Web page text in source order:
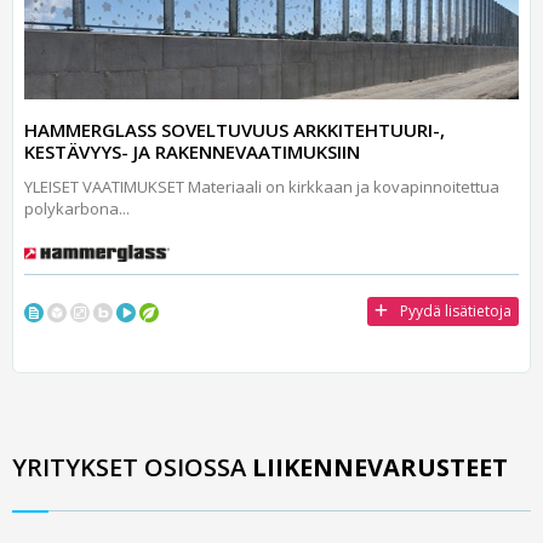
HAMMERGLASS SOVELTUVUUS ARKKITEHTUURI-,
KESTÄVYYS- JA RAKENNEVAATIMUKSIIN
YLEISET VAATIMUKSET Materiaali on kirkkaan ja kovapinnoitettua
polykarbona...
Pyydä lisätietoja
YRITYKSET OSIOSSA LIIKENNEVARUSTEET